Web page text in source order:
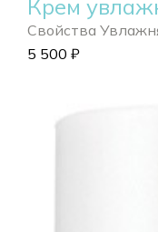
Крем
Свойства
5 500 ₽